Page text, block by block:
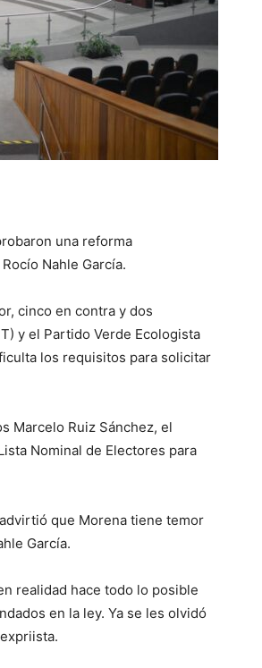
una reforma
Nahle García.
cinco en contra y dos
y el Partido Verde Ecologista
los requisitos para solicitar
Marcelo Ruiz Sánchez, el
Nominal de Electores para
que Morena tiene temor
García.
realidad hace todo lo posible
en la ley. Ya se les olvidó